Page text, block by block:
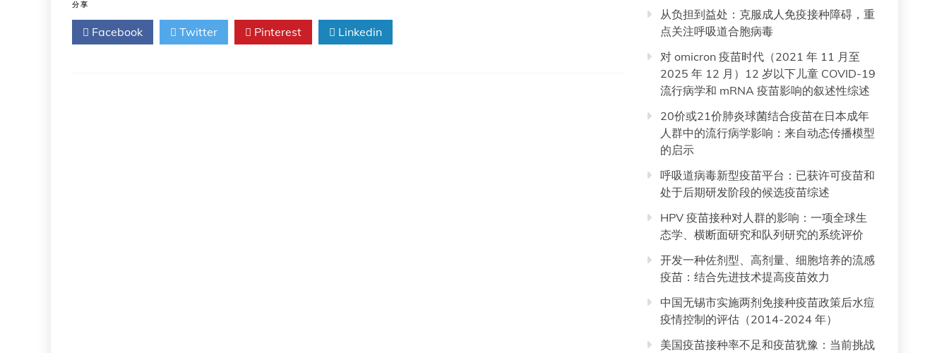
一
章：
破
分享
Facebook Twitter Pinterest Linkedin
从负担到益处：克服成人免疫接种障碍，重
点关注呼吸道合胞病毒
对 omicron 疫苗时代（2021 年 11 月至
2025 年 12 月）12 岁以下儿童 COVID-19
流行病学和 mRNA 疫苗影响的叙述性综述
20价或21价肺炎球菌结合疫苗在日本成年
人群中的流行病学影响：来自动态传播模型
的启示
呼吸道病毒新型疫苗平台：已获许可疫苗和
处于后期研发阶段的候选疫苗综述
HPV 疫苗接种对人群的影响：一项全球生
态学、横断面研究和队列研究的系统评价
开发一种佐剂型、高剂量、细胞培养的流感
疫苗：结合先进技术提高疫苗效力
中国无锡市实施两剂免接种疫苗政策后水痘
疫情控制的评估（2014-2024 年）
美国疫苗接种率不足和疫苗犹豫：当前挑战